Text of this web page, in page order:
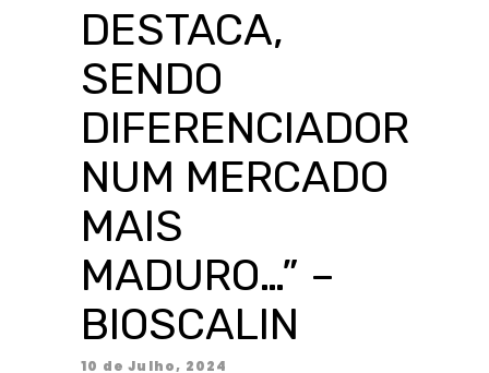
DESTACA,
SENDO
DIFERENCIADOR
NUM MERCADO
MAIS
MADURO…” –
BIOSCALIN
10 de Julho, 2024